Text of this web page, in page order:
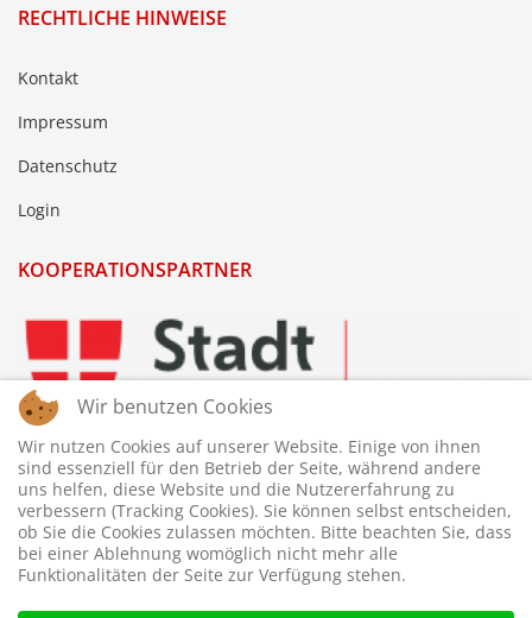
RECHTLICHE HINWEISE
Kontakt
Impressum
Datenschutz
Login
KOOPERATIONSPARTNER
Wir benutzen Cookies
Wir nutzen Cookies auf unserer Website. Einige von ihnen
sind essenziell für den Betrieb der Seite, während andere
uns helfen, diese Website und die Nutzererfahrung zu
verbessern (Tracking Cookies). Sie können selbst entscheiden,
ob Sie die Cookies zulassen möchten. Bitte beachten Sie, dass
bei einer Ablehnung womöglich nicht mehr alle
Funktionalitäten der Seite zur Verfügung stehen.